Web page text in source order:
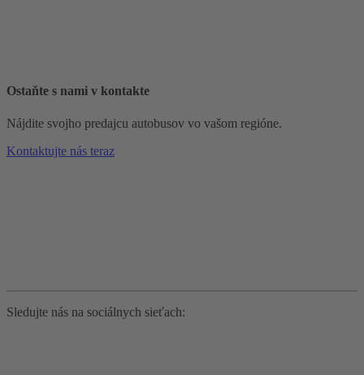
Ostaňte s nami v kontakte
Nájdite svojho predajcu autobusov vo vašom regióne.
Kontaktujte nás teraz
Sledujte nás na sociálnych sieťach: